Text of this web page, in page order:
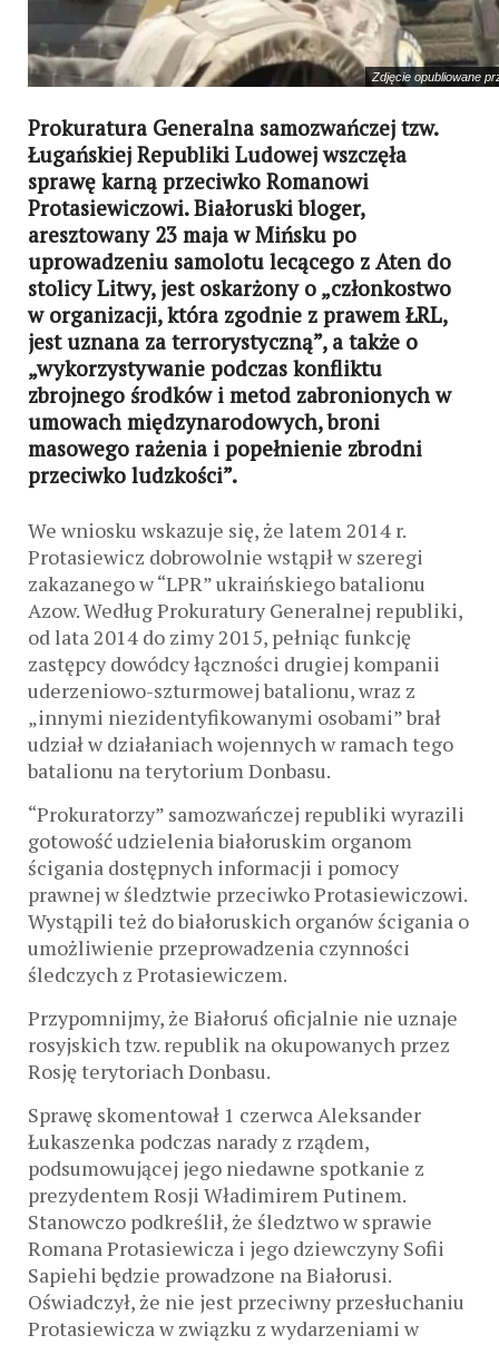
Zdjęcie opubliowane
Prokuratura Generalna samozwańczej tzw.
Ługańskiej Republiki Ludowej wszczęła
sprawę karną przeciwko Romanowi
Protasiewiczowi. Białoruski bloger,
aresztowany 23 maja w Mińsku po
uprowadzeniu samolotu lecącego z Aten do
stolicy Litwy, jest oskarżony o „członkostwo
w organizacji, która zgodnie z prawem ŁRL,
jest uznana za terrorystyczną”, a także o
„wykorzystywanie podczas konfliktu
zbrojnego środków i metod zabronionych w
umowach międzynarodowych, broni
masowego rażenia i popełnienie zbrodni
przeciwko ludzkości”.
We wniosku wskazuje się, że latem 2014 r.
Protasiewicz dobrowolnie wstąpił w szeregi
zakazanego w “LPR” ukraińskiego batalionu
Azow. Według Prokuratury Generalnej republiki,
od lata 2014 do zimy 2015, pełniąc funkcję
zastępcy dowódcy łączności drugiej kompanii
uderzeniowo-szturmowej batalionu, wraz z
„innymi niezidentyfikowanymi osobami” brał
udział w działaniach wojennych w ramach tego
batalionu na terytorium Donbasu.
“Prokuratorzy” samozwańczej republiki wyrazili
gotowość udzielenia białoruskim organom
ścigania dostępnych informacji i pomocy
prawnej w śledztwie przeciwko Protasiewiczowi.
Wystąpili też do białoruskich organów ścigania o
umożliwienie przeprowadzenia czynności
śledczych z Protasiewiczem.
Przypomnijmy, że Białoruś oficjalnie nie uznaje
rosyjskich tzw. republik na okupowanych przez
Rosję terytoriach Donbasu.
Sprawę skomentował 1 czerwca Aleksander
Łukaszenka podczas narady z rządem,
podsumowującej jego niedawne spotkanie z
prezydentem Rosji Władimirem Putinem.
Stanowczo podkreślił, że śledztwo w sprawie
Romana Protasiewicza i jego dziewczyny Sofii
Sapiehi będzie prowadzone na Białorusi.
Oświadczył, że nie jest przeciwny przesłuchaniu
Protasiewicza w związku z wydarzeniami w